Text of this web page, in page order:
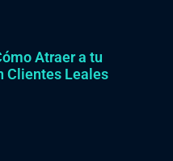
Atraer a tu
Clientes Leales